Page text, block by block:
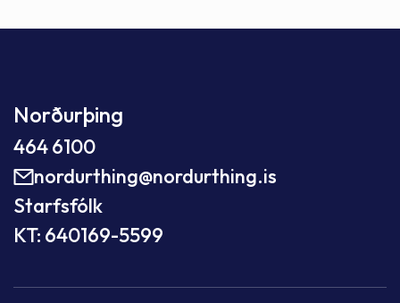
Norðurþing
464 6100
nordurthing@nordurthing.is
Starfsfólk
KT: 640169-5599